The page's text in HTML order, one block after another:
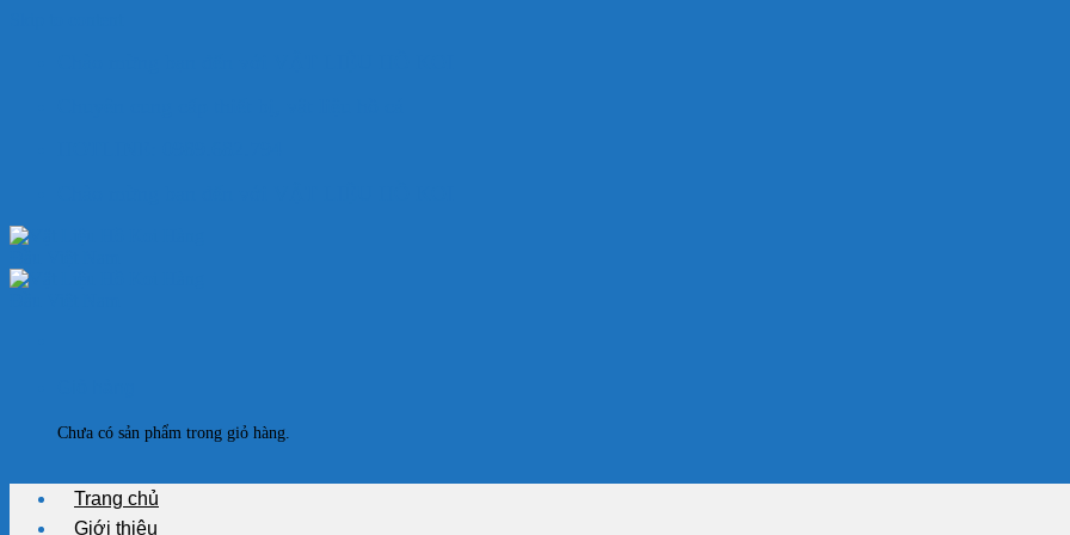
Chưa có sản phẩm trong giỏ hàng.
Trang chủ
Giới thiệu